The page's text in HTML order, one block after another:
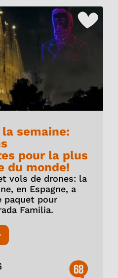
semaine:
pour la plus
du monde!
vols de drones: la
en Espagne, a
paquet pour
Familia.
68